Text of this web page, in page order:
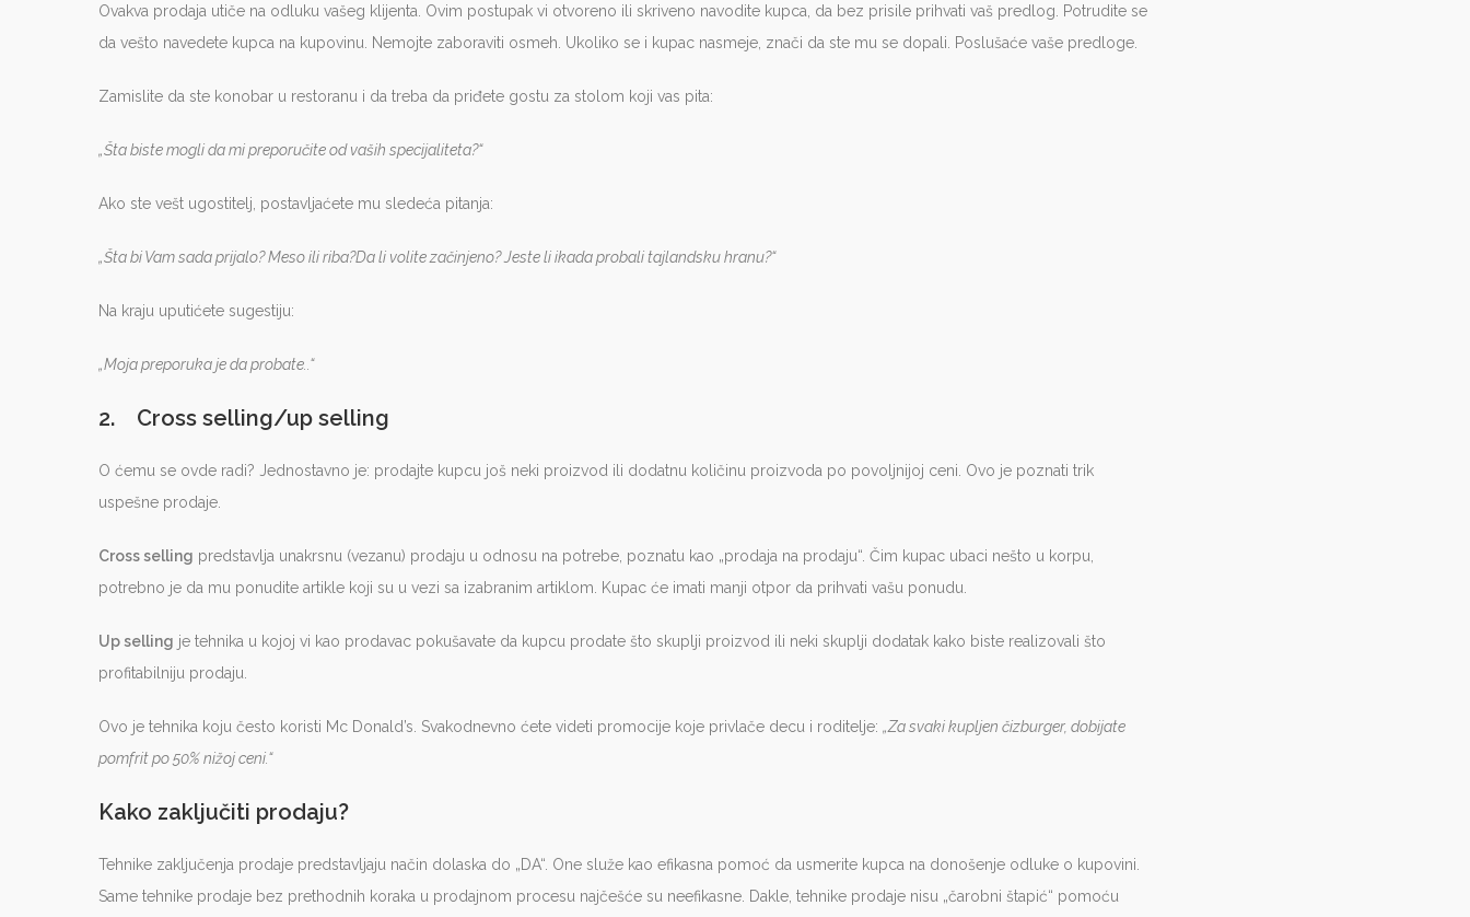
Ovakva prodaja utiče na odluku vašeg klijenta. Ovim postupak vi otvoreno ili skriveno navodite kupca, da bez prisile prihvati vaš predlog. Potrudite se
da vešto navedete kupca na kupovinu. Nemojte zaboraviti osmeh. Ukoliko se i kupac nasmeje, znači da ste mu se dopali. Poslušaće vaše predloge.
Zamislite da ste konobar u restoranu i da treba da priđete gostu za stolom koji vas pita:
„Šta biste mogli da mi preporučite od vaših specijaliteta?“
Ako ste vešt ugostitelj, postavljaćete mu sledeća pitanja:
„Šta bi Vam sada prijalo? Meso ili riba?Da li volite začinjeno? Jeste li ikada probali tajlandsku hranu?“
Na kraju uputićete sugestiju:
„Moja preporuka je da probate..“
2. Cross selling/up selling
O ćemu se ovde radi? Jednostavno je: prodajte kupcu još neki proizvod ili dodatnu količinu proizvoda po povoljnijoj ceni. Ovo je poznati trik
uspešne prodaje.
Cross selling predstavlja unakrsnu (vezanu) prodaju u odnosu na potrebe, poznatu kao „prodaja na prodaju“. Čim kupac ubaci nešto u korpu,
potrebno je da mu ponudite artikle koji su u vezi sa izabranim artiklom. Kupac će imati manji otpor da prihvati vašu ponudu.
Up selling je tehnika u kojoj vi kao prodavac pokušavate da kupcu prodate što skuplji proizvod ili neki skuplji dodatak kako biste realizovali što
profitabilniju prodaju.
Ovo je tehnika koju često koristi Mc Donald’s. Svakodnevno ćete videti promocije koje privlače decu i roditelje: „Za svaki kupljen čizburger, dobijate
pomfrit po 50% nižoj ceni.“
Kako zaključiti prodaju?
Tehnike zaključenja prodaje predstavljaju način dolaska do „DA“. One služe kao efikasna pomoć da usmerite kupca na donošenje odluke o kupovini.
Same tehnike prodaje bez prethodnih koraka u prodajnom procesu najčešće su neefikasne. Dakle, tehnike prodaje nisu „čarobni štapić“ pomoću